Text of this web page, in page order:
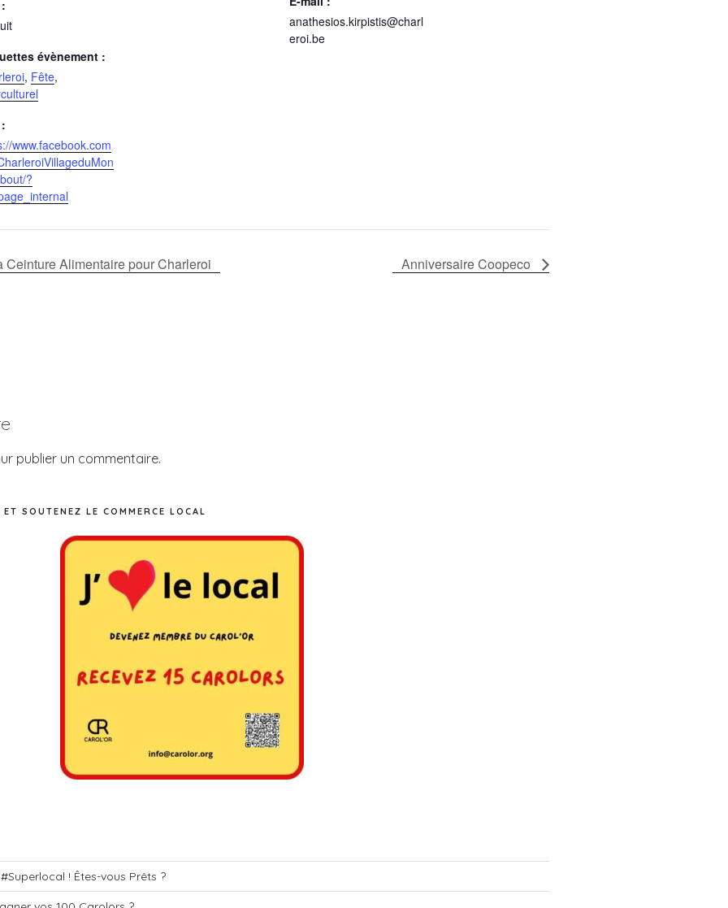
évènement :
, Fête,
www.facebook.com
?
anathesios.kirpistis@charl
eroi.be
Ceinture Alimentaire pour Charleroi Anniversaire Coopeco
publier un commentaire.
SOUTENEZ LE COMMERCE LOCAL
! Êtes-vous Prêts ?